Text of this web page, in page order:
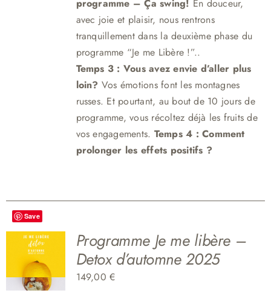
programme – Ça swing! En douceur,
avec joie et plaisir, nous rentrons
tranquillement dans la deuxième phase du
programme “Je me Libère !”..
Temps 3 : Vous avez envie d’aller plus
loin? Vos émotions font les montagnes
russes. Et pourtant, au bout de 10 jours de
programme, vous récoltez déjà les fruits de
vos engagements. Temps 4 : Comment
prolonger les effets positifs ?
Save
Programme Je me libère –
Detox d’automne 2025
149,00€